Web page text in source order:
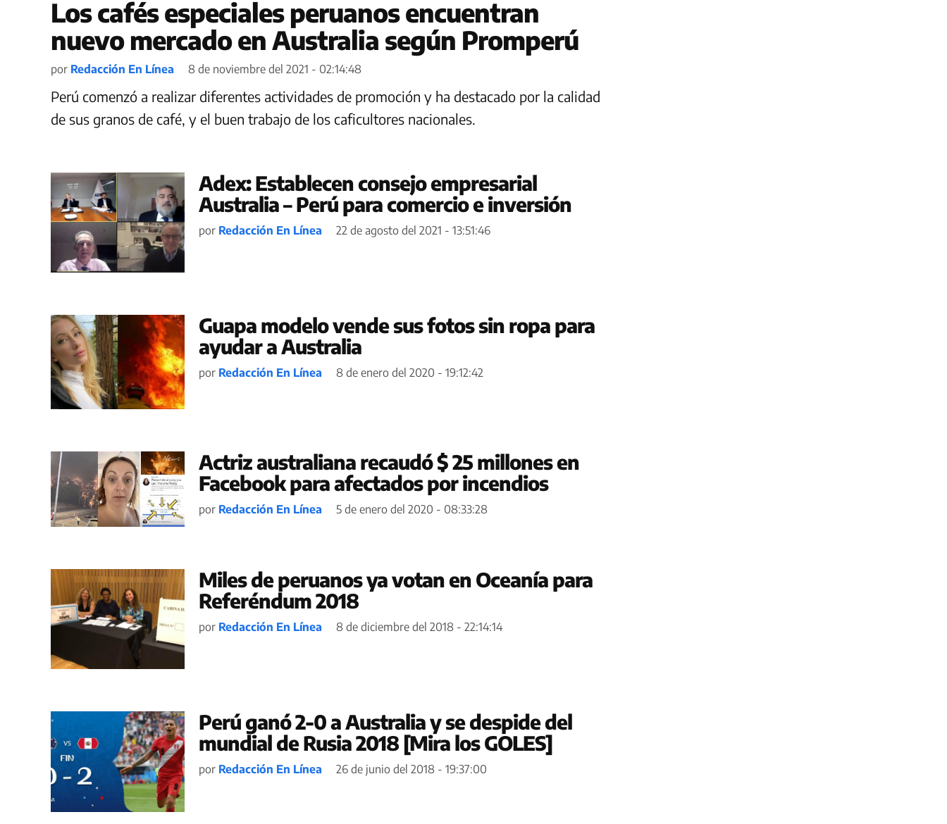
Los cafés especiales peruanos encuentran
nuevo mercado en Australia según Promperú
por Redacción En Línea 8 de noviembre del 2021 - 02:14:48
Perú comenzó a realizar diferentes actividades de promoción y ha destacado por la calidad
de sus granos de café, y el buen trabajo de los caficultores nacionales.
Adex: Establecen consejo empresarial
Australia – Perú para comercio e inversión
por Redacción En Línea 22 de agosto del 2021 - 13:51:46
Guapa modelo vende sus fotos sin ropa para
ayudar a Australia
por Redacción En Línea 8 de enero del 2020 - 19:12:42
Actriz australiana recaudó $ 25 millones en
Facebook para afectados por incendios
por Redacción En Línea 5 de enero del 2020 - 08:33:28
Miles de peruanos ya votan en Oceanía para
Referéndum 2018
por Redacción En Línea 8 de diciembre del 2018 - 22:14:14
Perú ganó 2-0 a Australia y se despide del
mundial de Rusia 2018 [Mira los GOLES]
por Redacción En Línea 26 de junio del 2018 - 19:37:00